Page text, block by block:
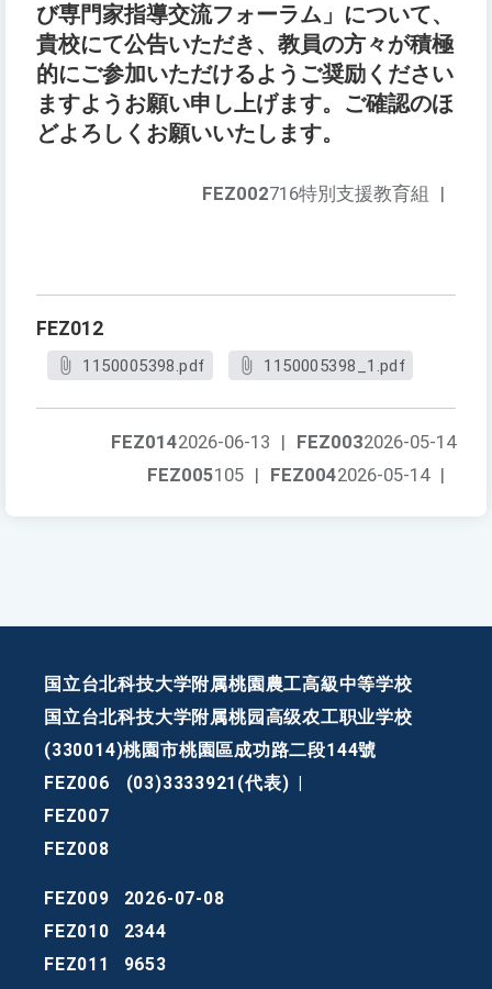
び専門家指導交流フォーラム」について、
貴校にて公告いただき、教員の方々が積極
的にご参加いただけるようご奨励ください
ますようお願い申し上げます。ご確認のほ
どよろしくお願いいたします。
FEZ002716特別支援教育組 |
FEZ012
1150005398.pdf 1150005398_1.pdf
FEZ0032026-05-14
FEZ0142026-06-13 |
FEZ0042026-05-14 |
FEZ005105 |
国立台北科技大学附属桃園農工高級中等学校
国立台北科技大学附属桃园高级农工职业学校
(330014)桃園市桃園區成功路二段144號
FEZ006
(03)3333921(代表)
FEZ007
FEZ008
FEZ009
2026-07-08
FEZ010
2344
FEZ011
9653